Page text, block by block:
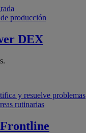
producción
DEX
y resuelve problemas
rutinarias